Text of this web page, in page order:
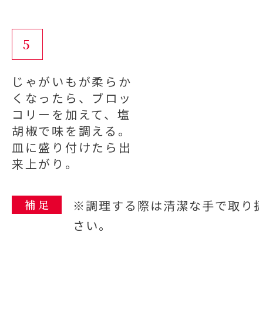
5
じゃがいもが柔らか
くなったら、ブロッ
コリーを加えて、塩
胡椒で味を調える。
皿に盛り付けたら出
来上がり。
補 足
※調理する際は清潔な手で取り
さい。